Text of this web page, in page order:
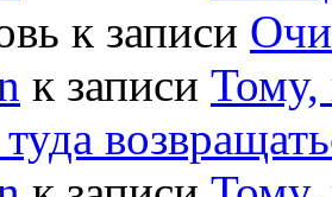
к записи
к записи Тому,